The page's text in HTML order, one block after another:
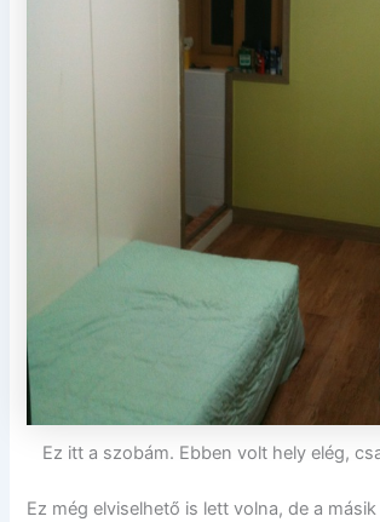
Ez itt a szobám. Ebben volt hely elég,
Ez még elviselhető is lett volna, de a